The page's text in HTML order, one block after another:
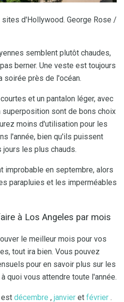
d'Hollywood. George Rose /
semblent plutôt chaudes,
berner. Une veste est toujours
soirée près de l'océan.
et un pantalon léger, avec
superposition sont de bons choix
moins d'utilisation pour les
l'année, bien qu'ils puissent
les plus chauds.
improbable en septembre, alors
parapluies et les imperméables
à Los Angeles par mois
le meilleur mois pour vos
tout ira bien. Vous pouvez
pour en savoir plus sur les
quoi vous attendre toute l'année.
est décembre , janvier et février .